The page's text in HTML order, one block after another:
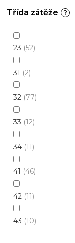
Třída zátěže ?
23 52
31 2
32 77
33 12
34 11
41 46
42 11
43 10
3 m